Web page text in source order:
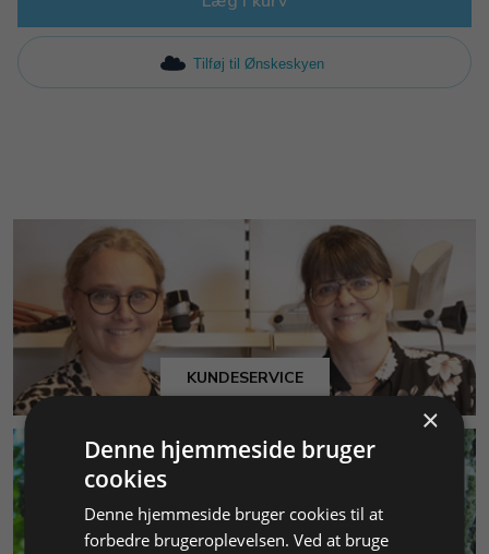
Tilføj til Ønskeskyen
KUNDESERVICE
×
Denne hjemmeside bruger
cookies
Denne hjemmeside bruger cookies til at
forbedre brugeroplevelsen. Ved at bruge